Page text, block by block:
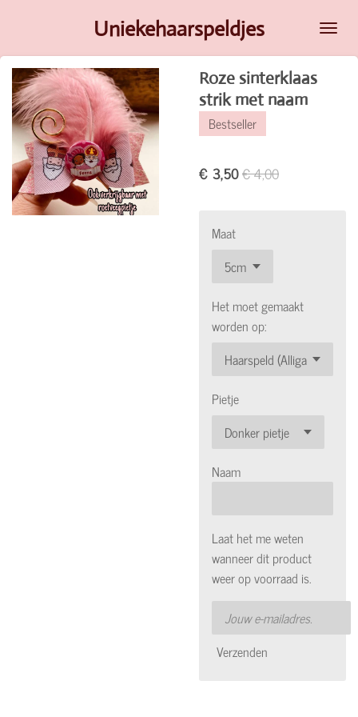
naar
de
hoofdinhoud
Uniekehaarspeldjes
Roze sinterklaas
strik met naam
Bestseller
€ 3,50€ 4,00
Maat
Het moet gemaakt
worden op:
Pietje
Naam
Laat het me weten
wanneer dit product
weer op voorraad is.
Verzenden